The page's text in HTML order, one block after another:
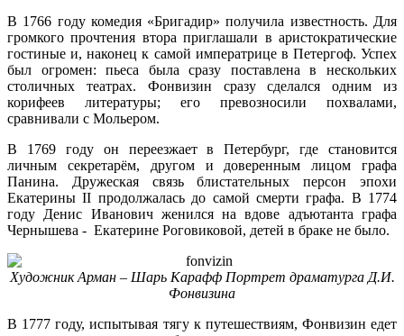
В 1766 году комедия «Бригадир» получила известность. Для
громкого прочтения втора приглашали в аристократические
гостиные и, наконец к самой императрице в Петергоф. Успех
был огромен: пьеса была сразу поставлена в нескольких
столичных театрах. Фонвизин сразу сделался одним из
корифеев литературы; его превозносили похвалами,
сравнивали с Мольером.
В 1769 году он переезжает в Петербург, где становится
личным секретарём, другом и доверенным лицом графа
Панина. Дружеская связь блистательных персон эпохи
Екатерины II продолжалась до самой смерти графа. В 1774
году Денис Иванович женился на вдове адъютанта графа
Чернышева - Екатерине Роговиковой, детей в браке не было.
Художник Арман – Шарь Карафф Портрет драматурга Д.И.
Фонвизина
В 1777 году, испытывая тягу к путешествиям, Фонвизин едет